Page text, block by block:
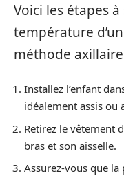
Voici les étapes
température
méthode
Installez l’enfant
idéalement assis ou
Retirez le vêtement
bras et son aisselle.
Assurez-vous que la